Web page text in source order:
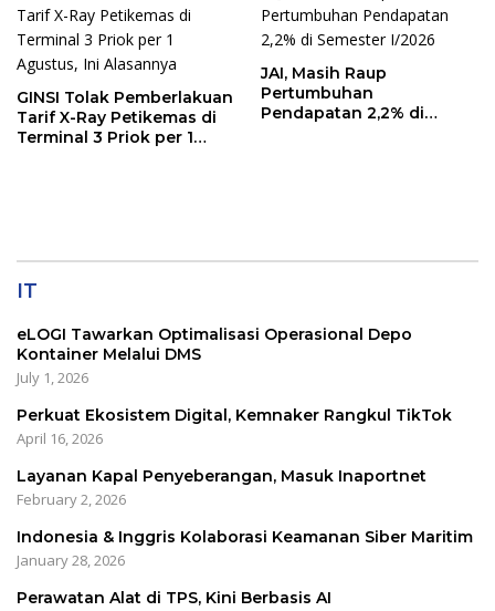
GINSI Tolak Pemberlakuan
Tarif X-Ray Petikemas di
Terminal 3 Priok per 1
JAI, Masih Raup
Pertumbuhan
Pendapatan 2,2% di
IT
eLOGI Tawarkan Optimalisasi Operasional Depo
Kontainer Melalui DMS
July 1, 2026
Perkuat Ekosistem Digital, Kemnaker Rangkul TikTok
April 16, 2026
Layanan Kapal Penyeberangan, Masuk Inaportnet
February 2, 2026
Indonesia & Inggris Kolaborasi Keamanan Siber Maritim
January 28, 2026
Perawatan Alat di TPS, Kini Berbasis AI